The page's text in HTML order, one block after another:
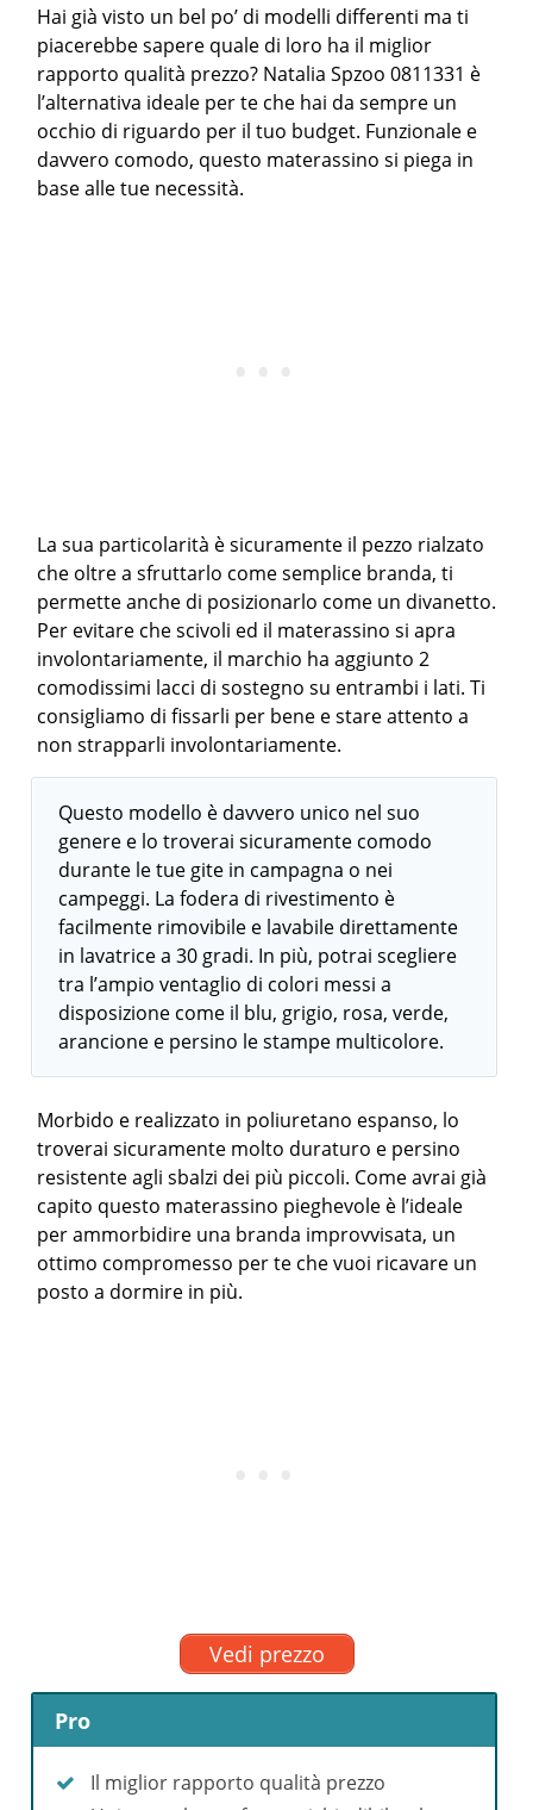
Hai già visto un bel po’ di modelli differenti ma ti
piacerebbe sapere quale di loro ha il miglior
rapporto qualità prezzo? Natalia Spzoo 0811331 è
l’alternativa ideale per te che hai da sempre un
occhio di riguardo per il tuo budget. Funzionale e
davvero comodo, questo materassino si piega in
base alle tue necessità.
La sua particolarità è sicuramente il pezzo rialzato
che oltre a sfruttarlo come semplice branda, ti
permette anche di posizionarlo come un divanetto.
Per evitare che scivoli ed il materassino si apra
involontariamente, il marchio ha aggiunto 2
comodissimi lacci di sostegno su entrambi i lati. Ti
consigliamo di fissarli per bene e stare attento a
non strapparli involontariamente.
Questo modello è davvero unico nel suo
genere e lo troverai sicuramente comodo
durante le tue gite in campagna o nei
campeggi. La fodera di rivestimento è
facilmente rimovibile e lavabile direttamente
in lavatrice a 30 gradi. In più, potrai scegliere
tra l’ampio ventaglio di colori messi a
disposizione come il blu, grigio, rosa, verde,
arancione e persino le stampe multicolore.
Morbido e realizzato in poliuretano espanso, lo
troverai sicuramente molto duraturo e persino
resistente agli sbalzi dei più piccoli. Come avrai già
capito questo materassino pieghevole è l’ideale
per ammorbidire una branda improvvisata, un
ottimo compromesso per te che vuoi ricavare un
posto a dormire in più.
Vedi prezzo
Pro
Il miglior rapporto qualità prezzo